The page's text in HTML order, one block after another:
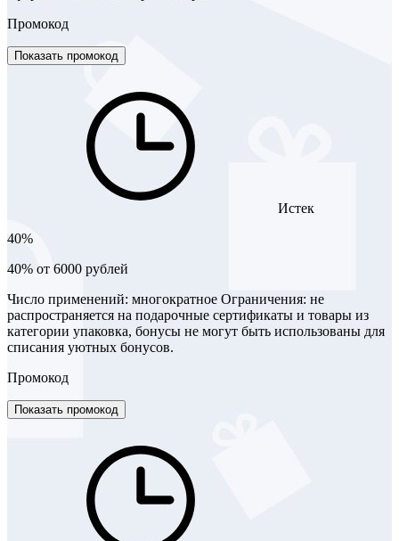
Промокод
Показать промокод
Истек
40%
40% от 6000 рублей
Число применений: многократное Ограничения: не
распространяется на подарочные сертификаты и товары из
категории упаковка, бонусы не могут быть использованы для
списания уютных бонусов.
Промокод
Показать промокод